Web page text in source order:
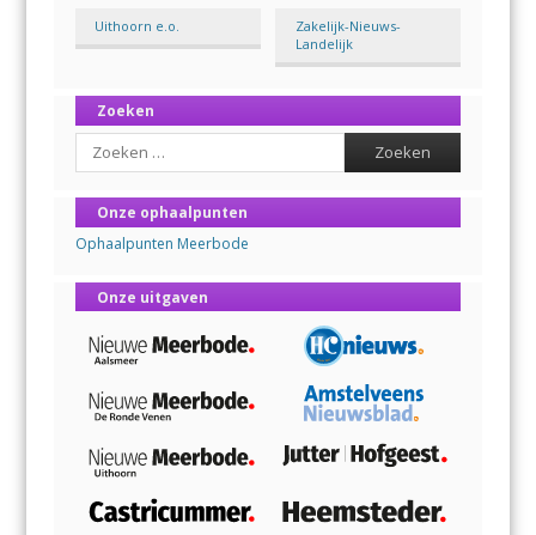
Uithoorn e.o.
Zakelijk-Nieuws-
Landelijk
Zoeken
Search
Onze ophaalpunten
Ophaalpunten Meerbode
Onze uitgaven